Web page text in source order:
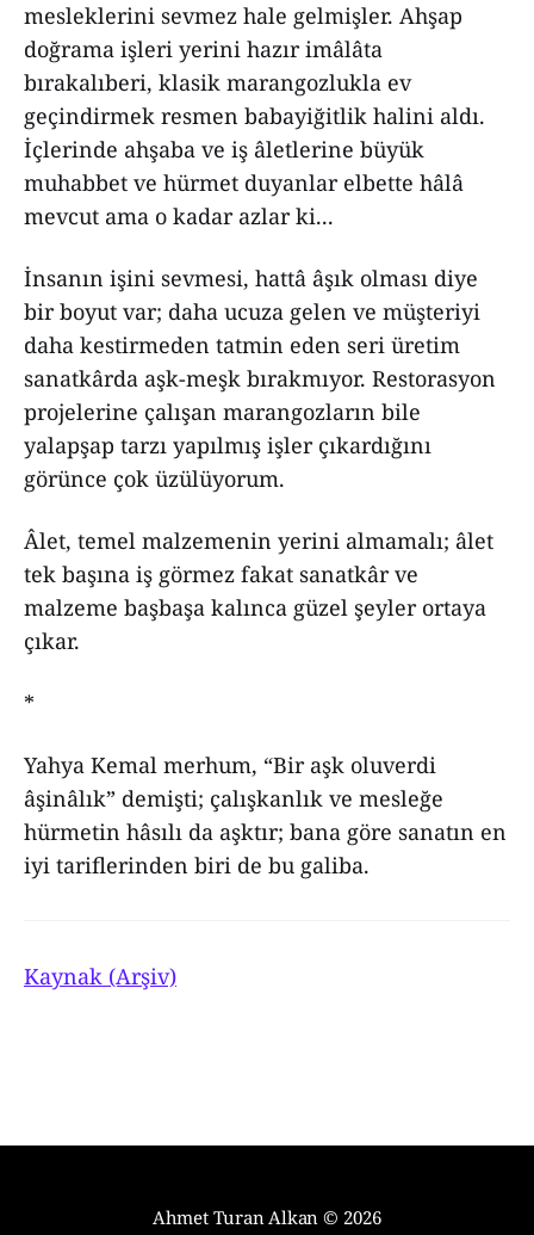
mesleklerini sevmez hale gelmişler. Ahşap
doğrama işleri yerini hazır imâlâta
bırakalıberi, klasik marangozlukla ev
geçindirmek resmen babayiğitlik halini aldı.
İçlerinde ahşaba ve iş âletlerine büyük
muhabbet ve hürmet duyanlar elbette hâlâ
mevcut ama o kadar azlar ki...
İnsanın işini sevmesi, hattâ âşık olması diye
bir boyut var; daha ucuza gelen ve müşteriyi
daha kestirmeden tatmin eden seri üretim
sanatkârda aşk-meşk bırakmıyor. Restorasyon
projelerine çalışan marangozların bile
yalapşap tarzı yapılmış işler çıkardığını
görünce çok üzülüyorum.
Âlet, temel malzemenin yerini almamalı; âlet
tek başına iş görmez fakat sanatkâr ve
malzeme başbaşa kalınca güzel şeyler ortaya
çıkar.
*
Yahya Kemal merhum, “Bir aşk oluverdi
âşinâlık” demişti; çalışkanlık ve mesleğe
hürmetin hâsılı da aşktır; bana göre sanatın en
iyi tariflerinden biri de bu galiba.
Kaynak (Arşiv)
Ahmet Turan Alkan © 2026